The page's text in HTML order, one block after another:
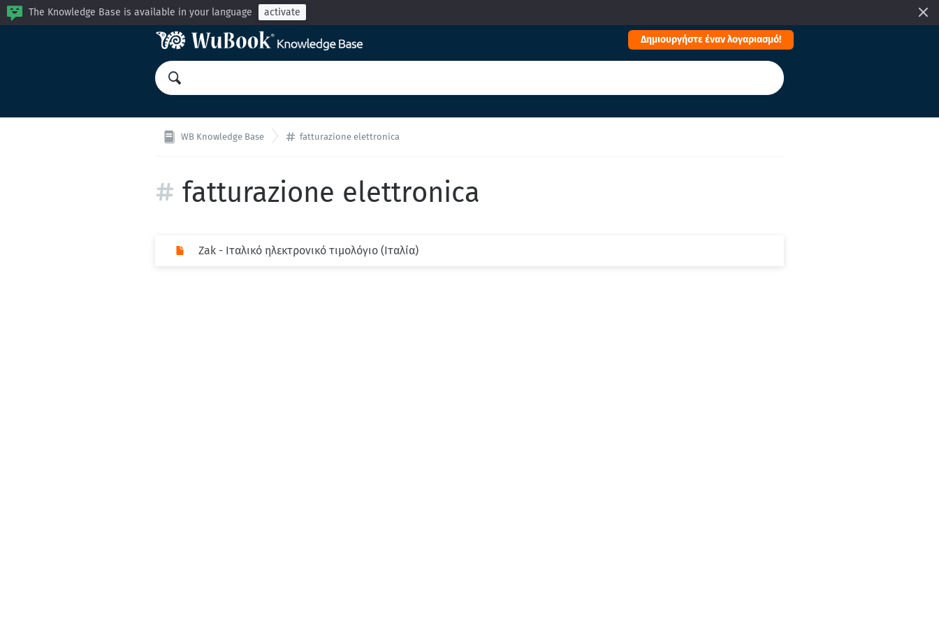
The Knowledge Base is available in your language activate
Δημιουργήστε έναν λογαριασμό!
WB Knowledge Base fatturazione elettronica
fatturazione elettronica
Zak - Ιταλικό ηλεκτρονικό τιμολόγιο (Ιταλία)